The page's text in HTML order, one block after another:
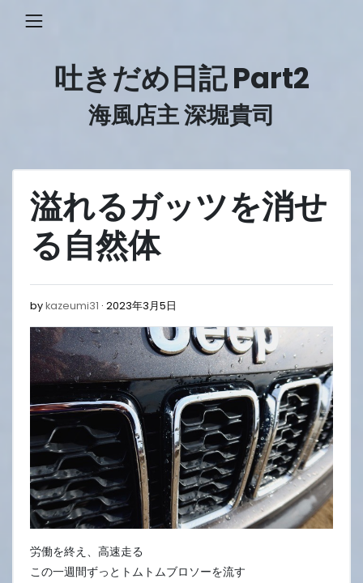
吐きだめ日記 Part2
海風店主 深堀貴司
溢れるガッツを消せ
る自然体
bykazeumi31 2023年3月5日
3
月
5
日
労働を終え、高速走る
この一週間ずっとトムトムブロソーを流す